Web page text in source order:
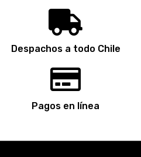
Despachos a todo Chile
Pagos en línea